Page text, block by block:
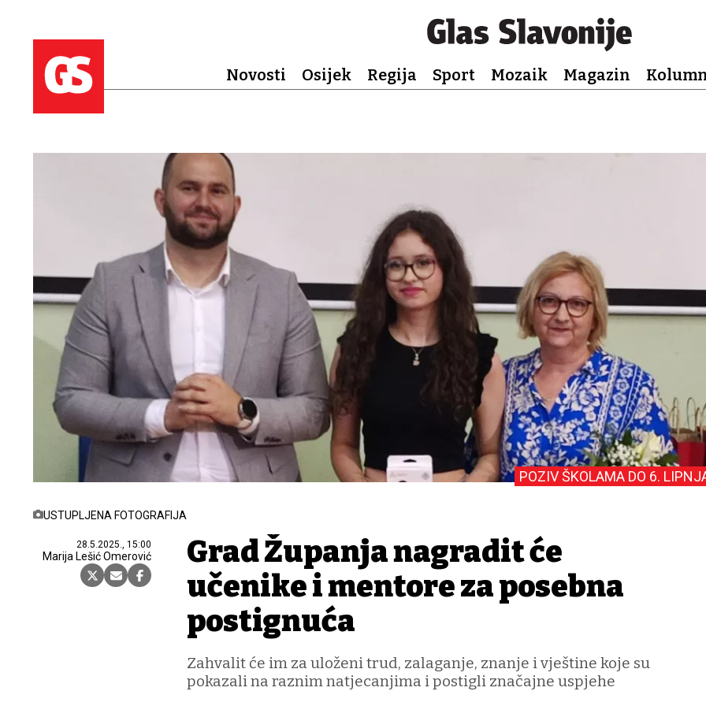
Novosti Osijek Regija Sport Mozaik Magazin
USTUPLJENA FOTOGRAFIJA
28.5.2025., 15:00
Marija Lešić Omerović
POZIV ŠKOLAMA DO 6.
Grad Županja nagradit će
učenike i mentore za posebna
postignuća
Zahvalit će im za uloženi trud, zalaganje, znanje i vještine koje su
pokazali na raznim natjecanjima i postigli značajne uspjehe